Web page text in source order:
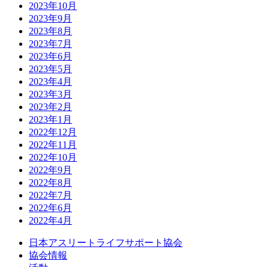
2023年10月
2023年9月
2023年8月
2023年7月
2023年6月
2023年5月
2023年4月
2023年3月
2023年2月
2023年1月
2022年12月
2022年11月
2022年10月
2022年9月
2022年8月
2022年7月
2022年6月
2022年4月
日本アスリートライフサポート協会
協会情報